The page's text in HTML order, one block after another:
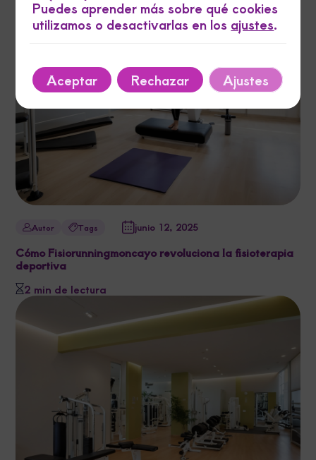
Autor Tags junio 12, 2025
Cómo Fisiorunningmoncayo revoluciona la fisioterapia
deportiva
2 min de lectura
Puedes aprender más sobre qué cookies
utilizamos o desactivarlas en los ajustes.
Aceptar Rechazar Ajustes